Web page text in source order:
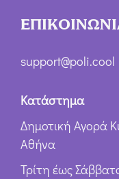
support@poli.cool
Κατάστημα
Δημοτική Αγορά
Αθήνα
Τρίτη έως